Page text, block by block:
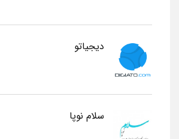
دیجیاتو
سلام نوپا